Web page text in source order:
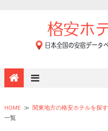
HOME ≫ 関東地方の格安ホテルを探す
一覧